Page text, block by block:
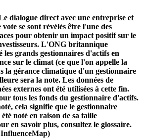
dialogue direct avec une entreprise et
se sont révélés être l'une des
pour obtenir un impact positif sur le
L'ONG britannique
grands gestionnaires d'actifs en
sur le climat (ce que l'on appelle la
la gérance climatique d'un gestionnaire
sera la note. Les données de
externes ont été utilisées à cette fin.
tous les fonds du gestionnaire d'actifs.
cela signifie que le gestionnaire
noté en raison de sa taille
en savoir plus, consultez le glossaire.
InfluenceMap)